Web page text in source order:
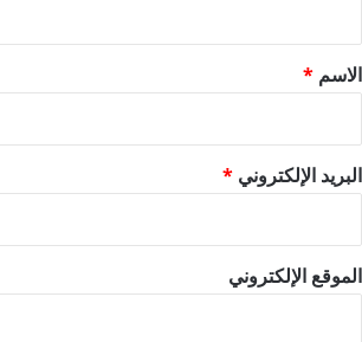
*
الاسم *
البريد الإلكتروني *
الموقع الإلكتروني